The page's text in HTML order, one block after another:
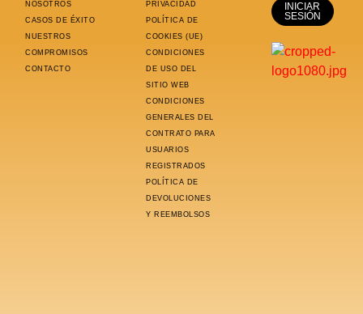
NOSOTROS
CASOS DE ÉXITO
NUESTROS
COMPROMISOS
CONTACTO
PRIVACIDAD
POLÍTICA DE
COOKIES (UE)
CONDICIONES
DE USO DEL
SITIO WEB
CONDICIONES
GENERALES DEL
CONTRATO PARA
USUARIOS
REGISTRADOS
POLÍTICA DE
DEVOLUCIONES
Y REEMBOLSOS
INICIAR
SESIÓN